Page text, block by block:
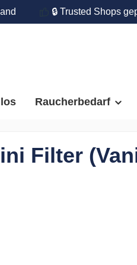
🔒 Trusted Shops
Raucherbedarf
Filter